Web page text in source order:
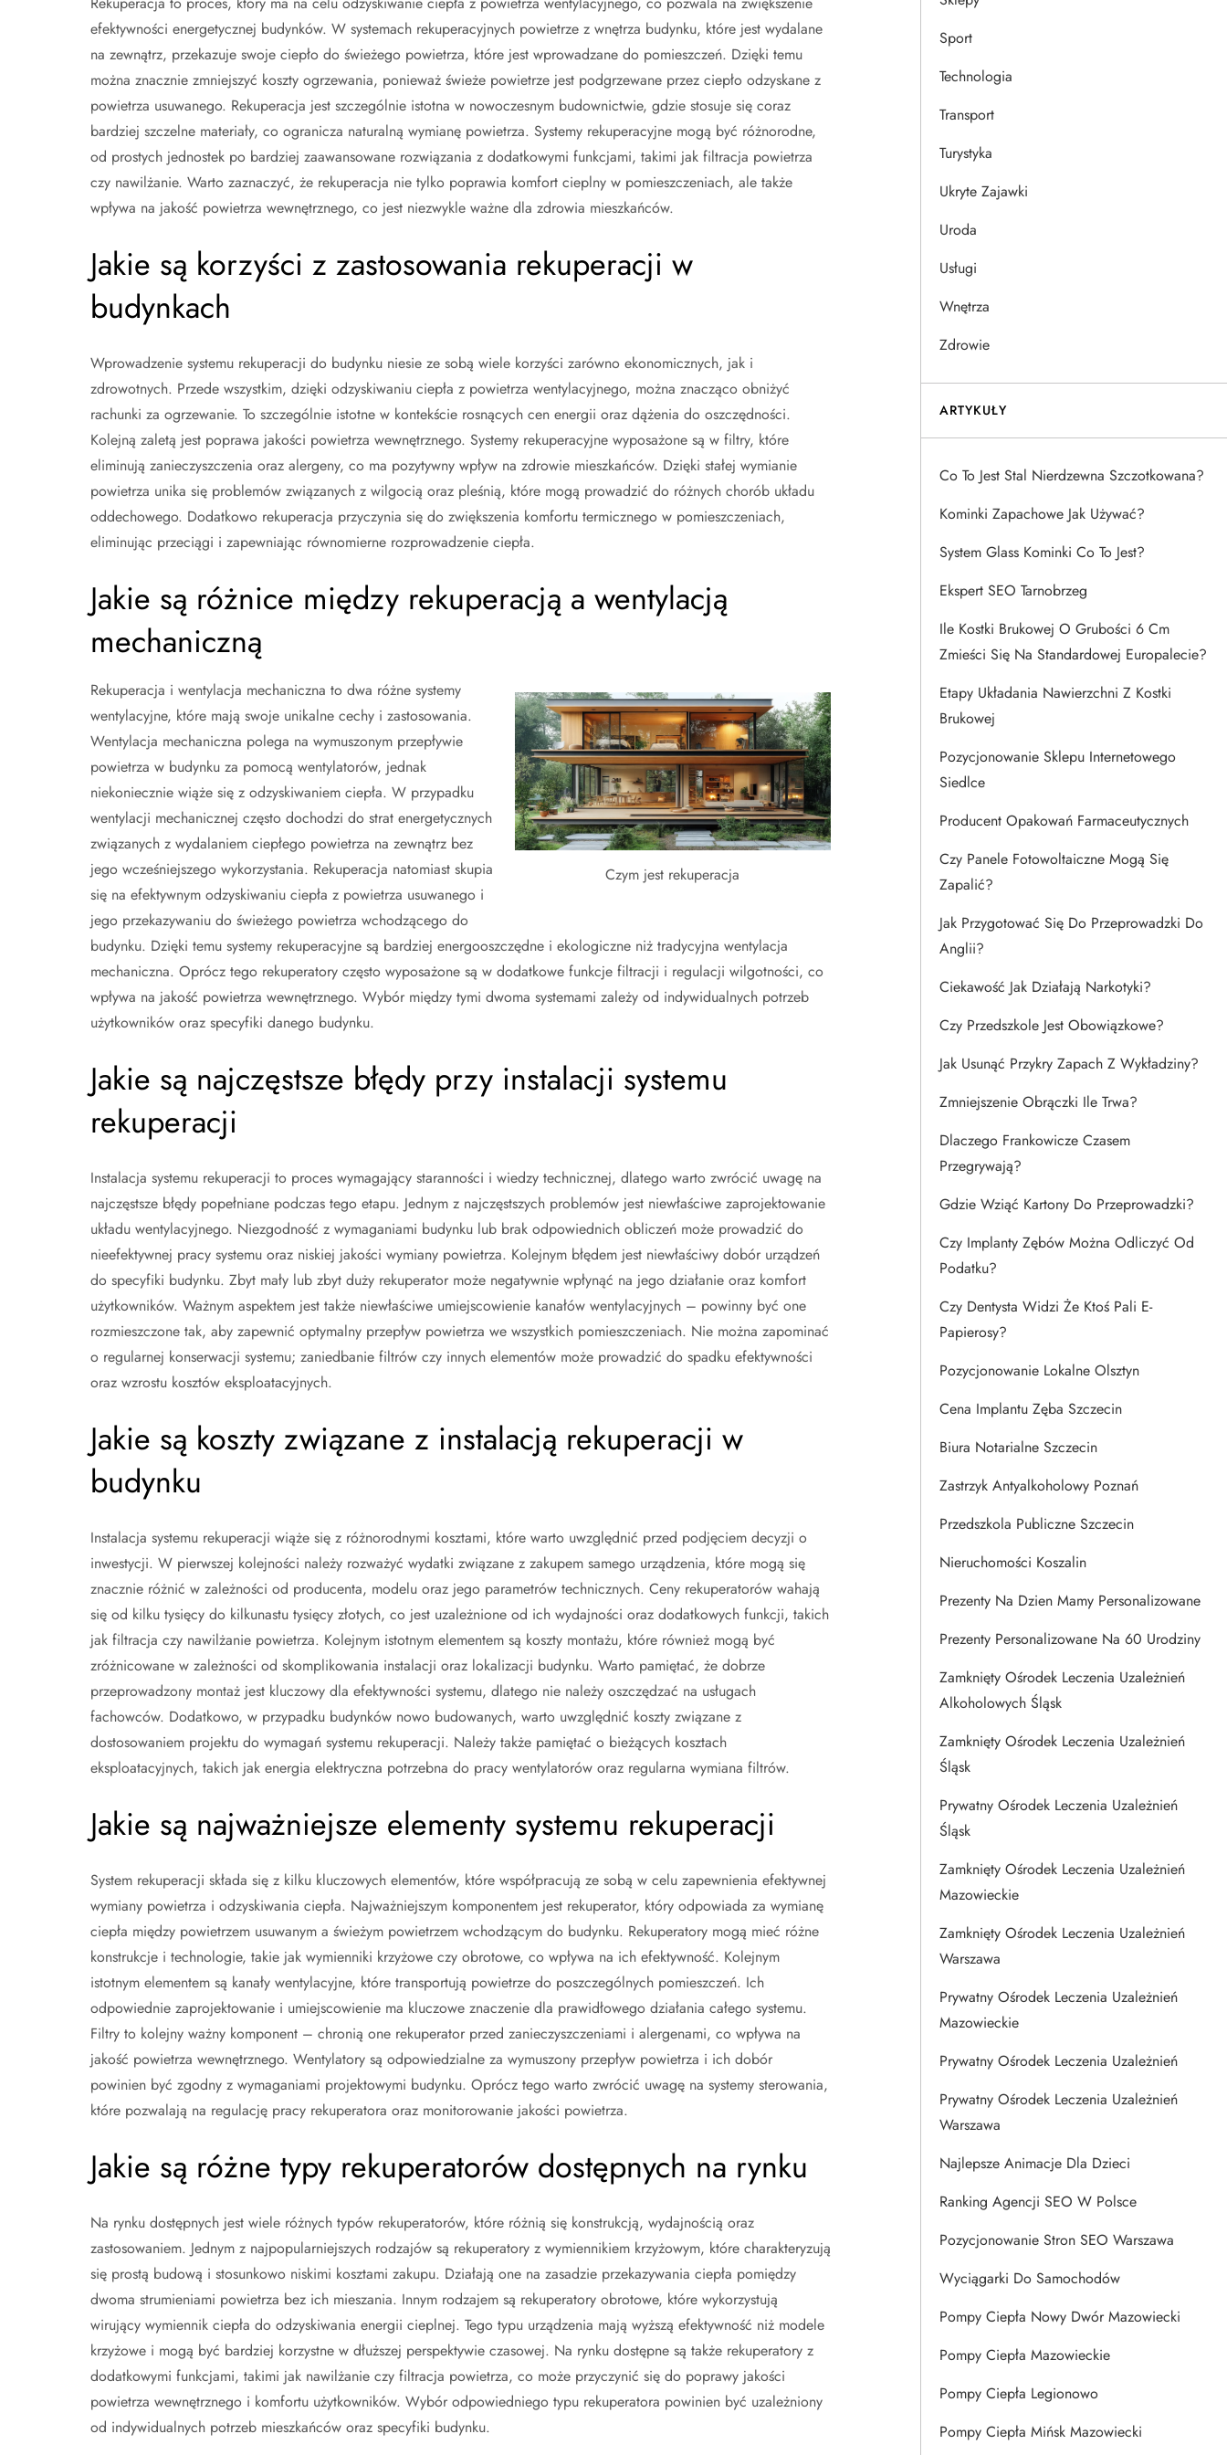
efektywności energetycznej budynków. W systemach rekuperacyjnych powietrze z wnętrza budynku, które jest wydalane
na zewnątrz, przekazuje swoje ciepło do świeżego powietrza, które jest wprowadzane do pomieszczeń. Dzięki temu
można znacznie zmniejszyć koszty ogrzewania, ponieważ świeże powietrze jest podgrzewane przez ciepło odzyskane z
powietrza usuwanego. Rekuperacja jest szczególnie istotna w nowoczesnym budownictwie, gdzie stosuje się coraz
bardziej szczelne materiały, co ogranicza naturalną wymianę powietrza. Systemy rekuperacyjne mogą być różnorodne,
od prostych jednostek po bardziej zaawansowane rozwiązania z dodatkowymi funkcjami, takimi jak filtracja powietrza
czy nawilżanie. Warto zaznaczyć, że rekuperacja nie tylko poprawia komfort cieplny w pomieszczeniach, ale także
wpływa na jakość powietrza wewnętrznego, co jest niezwykle ważne dla zdrowia mieszkańców.
Jakie są korzyści z zastosowania rekuperacji w
budynkach
Wprowadzenie systemu rekuperacji do budynku niesie ze sobą wiele korzyści zarówno ekonomicznych, jak i
zdrowotnych. Przede wszystkim, dzięki odzyskiwaniu ciepła z powietrza wentylacyjnego, można znacząco obniżyć
rachunki za ogrzewanie. To szczególnie istotne w kontekście rosnących cen energii oraz dążenia do oszczędności.
Kolejną zaletą jest poprawa jakości powietrza wewnętrznego. Systemy rekuperacyjne wyposażone są w filtry, które
eliminują zanieczyszczenia oraz alergeny, co ma pozytywny wpływ na zdrowie mieszkańców. Dzięki stałej wymianie
powietrza unika się problemów związanych z wilgocią oraz pleśnią, które mogą prowadzić do różnych chorób układu
oddechowego. Dodatkowo rekuperacja przyczynia się do zwiększenia komfortu termicznego w pomieszczeniach,
eliminując przeciągi i zapewniając równomierne rozprowadzenie ciepła.
Jakie są różnice między rekuperacją a wentylacją
mechaniczną
Czym jest rekuperacja
Rekuperacja i wentylacja mechaniczna to dwa różne systemy
wentylacyjne, które mają swoje unikalne cechy i zastosowania.
Wentylacja mechaniczna polega na wymuszonym przepływie
powietrza w budynku za pomocą wentylatorów, jednak
niekoniecznie wiąże się z odzyskiwaniem ciepła. W przypadku
wentylacji mechanicznej często dochodzi do strat energetycznych
związanych z wydalaniem ciepłego powietrza na zewnątrz bez
jego wcześniejszego wykorzystania. Rekuperacja natomiast skupia
się na efektywnym odzyskiwaniu ciepła z powietrza usuwanego i
jego przekazywaniu do świeżego powietrza wchodzącego do
budynku. Dzięki temu systemy rekuperacyjne są bardziej energooszczędne i ekologiczne niż tradycyjna wentylacja
mechaniczna. Oprócz tego rekuperatory często wyposażone są w dodatkowe funkcje filtracji i regulacji wilgotności, co
wpływa na jakość powietrza wewnętrznego. Wybór między tymi dwoma systemami zależy od indywidualnych potrzeb
użytkowników oraz specyfiki danego budynku.
Jakie są najczęstsze błędy przy instalacji systemu
rekuperacji
Instalacja systemu rekuperacji to proces wymagający staranności i wiedzy technicznej, dlatego warto zwrócić uwagę na
najczęstsze błędy popełniane podczas tego etapu. Jednym z najczęstszych problemów jest niewłaściwe zaprojektowanie
układu wentylacyjnego. Niezgodność z wymaganiami budynku lub brak odpowiednich obliczeń może prowadzić do
nieefektywnej pracy systemu oraz niskiej jakości wymiany powietrza. Kolejnym błędem jest niewłaściwy dobór urządzeń
do specyfiki budynku. Zbyt mały lub zbyt duży rekuperator może negatywnie wpłynąć na jego działanie oraz komfort
użytkowników. Ważnym aspektem jest także niewłaściwe umiejscowienie kanałów wentylacyjnych – powinny być one
rozmieszczone tak, aby zapewnić optymalny przepływ powietrza we wszystkich pomieszczeniach. Nie można zapominać
o regularnej konserwacji systemu; zaniedbanie filtrów czy innych elementów może prowadzić do spadku efektywności
oraz wzrostu kosztów eksploatacyjnych.
Jakie są koszty związane z instalacją rekuperacji w
budynku
Instalacja systemu rekuperacji wiąże się z różnorodnymi kosztami, które warto uwzględnić przed podjęciem decyzji o
inwestycji. W pierwszej kolejności należy rozważyć wydatki związane z zakupem samego urządzenia, które mogą się
znacznie różnić w zależności od producenta, modelu oraz jego parametrów technicznych. Ceny rekuperatorów wahają
się od kilku tysięcy do kilkunastu tysięcy złotych, co jest uzależnione od ich wydajności oraz dodatkowych funkcji, takich
jak filtracja czy nawilżanie powietrza. Kolejnym istotnym elementem są koszty montażu, które również mogą być
zróżnicowane w zależności od skomplikowania instalacji oraz lokalizacji budynku. Warto pamiętać, że dobrze
przeprowadzony montaż jest kluczowy dla efektywności systemu, dlatego nie należy oszczędzać na usługach
fachowców. Dodatkowo, w przypadku budynków nowo budowanych, warto uwzględnić koszty związane z
dostosowaniem projektu do wymagań systemu rekuperacji. Należy także pamiętać o bieżących kosztach
eksploatacyjnych, takich jak energia elektryczna potrzebna do pracy wentylatorów oraz regularna wymiana filtrów.
Jakie są najważniejsze elementy systemu rekuperacji
System rekuperacji składa się z kilku kluczowych elementów, które współpracują ze sobą w celu zapewnienia efektywnej
wymiany powietrza i odzyskiwania ciepła. Najważniejszym komponentem jest rekuperator, który odpowiada za wymianę
ciepła między powietrzem usuwanym a świeżym powietrzem wchodzącym do budynku. Rekuperatory mogą mieć różne
konstrukcje i technologie, takie jak wymienniki krzyżowe czy obrotowe, co wpływa na ich efektywność. Kolejnym
istotnym elementem są kanały wentylacyjne, które transportują powietrze do poszczególnych pomieszczeń. Ich
odpowiednie zaprojektowanie i umiejscowienie ma kluczowe znaczenie dla prawidłowego działania całego systemu.
Filtry to kolejny ważny komponent – chronią one rekuperator przed zanieczyszczeniami i alergenami, co wpływa na
jakość powietrza wewnętrznego. Wentylatory są odpowiedzialne za wymuszony przepływ powietrza i ich dobór
powinien być zgodny z wymaganiami projektowymi budynku. Oprócz tego warto zwrócić uwagę na systemy sterowania,
które pozwalają na regulację pracy rekuperatora oraz monitorowanie jakości powietrza.
Jakie są różne typy rekuperatorów dostępnych na rynku
Na rynku dostępnych jest wiele różnych typów rekuperatorów, które różnią się konstrukcją, wydajnością oraz
zastosowaniem. Jednym z najpopularniejszych rodzajów są rekuperatory z wymiennikiem krzyżowym, które charakteryzują
się prostą budową i stosunkowo niskimi kosztami zakupu. Działają one na zasadzie przekazywania ciepła pomiędzy
dwoma strumieniami powietrza bez ich mieszania. Innym rodzajem są rekuperatory obrotowe, które wykorzystują
wirujący wymiennik ciepła do odzyskiwania energii cieplnej. Tego typu urządzenia mają wyższą efektywność niż modele
krzyżowe i mogą być bardziej korzystne w dłuższej perspektywie czasowej. Na rynku dostępne są także rekuperatory z
dodatkowymi funkcjami, takimi jak nawilżanie czy filtracja powietrza, co może przyczynić się do poprawy jakości
powietrza wewnętrznego i komfortu użytkowników. Wybór odpowiedniego typu rekuperatora powinien być uzależniony
od indywidualnych potrzeb mieszkańców oraz specyfiki budynku.
Sport
Technologia
Transport
Turystyka
Ukryte Zajawki
Uroda
Usługi
Wnętrza
Zdrowie
ARTYKUŁY
Co To Jest Stal Nierdzewna Szczotkowana?
Kominki Zapachowe Jak Używać?
System Glass Kominki Co To Jest?
Ekspert SEO Tarnobrzeg
Ile Kostki Brukowej O Grubości 6 Cm
Zmieści Się Na Standardowej Europalecie?
Etapy Układania Nawierzchni Z Kostki
Brukowej
Pozycjonowanie Sklepu Internetowego
Siedlce
Producent Opakowań Farmaceutycznych
Czy Panele Fotowoltaiczne Mogą Się
Zapalić?
Jak Przygotować Się Do Przeprowadzki Do
Anglii?
Ciekawość Jak Działają Narkotyki?
Czy Przedszkole Jest Obowiązkowe?
Jak Usunąć Przykry Zapach Z Wykładziny?
Zmniejszenie Obrączki Ile Trwa?
Dlaczego Frankowicze Czasem
Przegrywają?
Gdzie Wziąć Kartony Do Przeprowadzki?
Czy Implanty Zębów Można Odliczyć Od
Podatku?
Czy Dentysta Widzi Że Ktoś Pali E-
Papierosy?
Pozycjonowanie Lokalne Olsztyn
Cena Implantu Zęba Szczecin
Biura Notarialne Szczecin
Zastrzyk Antyalkoholowy Poznań
Przedszkola Publiczne Szczecin
Nieruchomości Koszalin
Prezenty Na Dzien Mamy Personalizowane
Prezenty Personalizowane Na 60 Urodziny
Zamknięty Ośrodek Leczenia Uzależnień
Alkoholowych Śląsk
Zamknięty Ośrodek Leczenia Uzależnień
Śląsk
Prywatny Ośrodek Leczenia Uzależnień
Śląsk
Zamknięty Ośrodek Leczenia Uzależnień
Mazowieckie
Zamknięty Ośrodek Leczenia Uzależnień
Warszawa
Prywatny Ośrodek Leczenia Uzależnień
Mazowieckie
Prywatny Ośrodek Leczenia Uzależnień
Prywatny Ośrodek Leczenia Uzależnień
Warszawa
Najlepsze Animacje Dla Dzieci
Ranking Agencji SEO W Polsce
Pozycjonowanie Stron SEO Warszawa
Wyciągarki Do Samochodów
Pompy Ciepła Nowy Dwór Mazowiecki
Pompy Ciepła Mazowieckie
Pompy Ciepła Legionowo
Pompy Ciepła Mińsk Mazowiecki